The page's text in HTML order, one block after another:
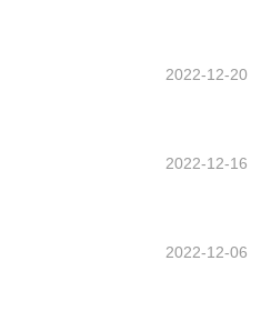
2022-12-20
2022-12-16
2022-12-06